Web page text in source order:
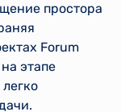
простора
Forum
этапе